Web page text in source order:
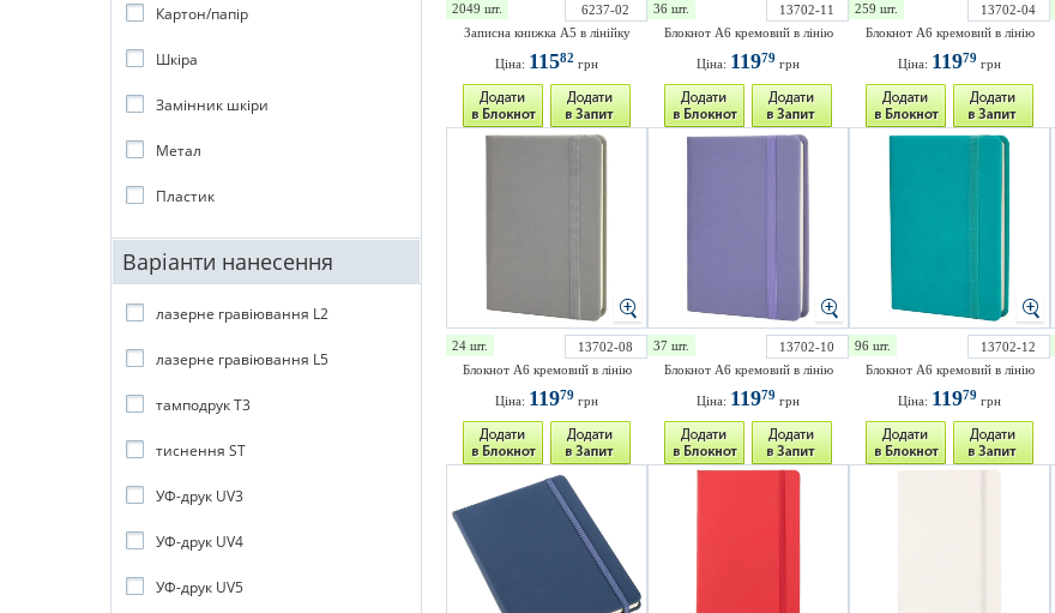
Картон/папір
Шкіра
Замінник шкіри
Метал
Пластик
Варіанти нанесення
лазерне гравіювання L2
лазерне гравіювання L5
тамподрук T3
тиснення ST
УФ-друк UV3
УФ-друк UV4
УФ-друк UV5
2049 шт.
6237-02
Записна книжка A5 в лінійку
Ціна: 11582 грн
36 шт.
13702-11
Блокнот А6 кремовий в лінію
Ціна: 11979 грн
259 шт.
13702-04
Блокнот А6 кремовий в лінію
Ціна: 11979 грн
24 шт.
13702-08
Блокнот А6 кремовий в лінію
Ціна: 11979 грн
37 шт.
13702-10
Блокнот А6 кремовий в лінію
Ціна: 11979 грн
96 шт.
13702-12
Блокнот А6 кремовий в лінію
Ціна: 11979 грн